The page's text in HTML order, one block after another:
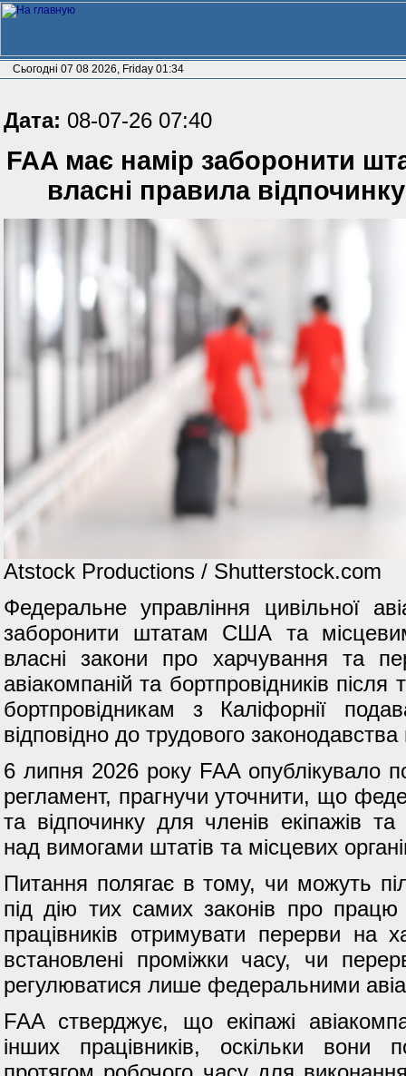
Сьогодні 07 08 2026, Friday 01:34
Дата: 08-07-26 07:40
FAA має намір заборонити
власні правила
Atstock Productions / Shutterstock.com
Федеральне управління цивільної
заборонити штатам США та
власні закони про харчування та
авіакомпаній та бортпровідників
бортпровідникам з Каліфорнії
відповідно до трудового
6 липня 2026 року FAA опублікувало
регламент, прагнучи уточнити, що
та відпочинку для членів екіпажів
над вимогами штатів та місцевих
Питання полягає в тому, чи можуть
під дію тих самих законів про працю
працівників отримувати перерви на
встановлені проміжки часу, чи
регулюватися лише федеральними
FAA стверджує, що екіпажі
інших працівників, оскільки вони